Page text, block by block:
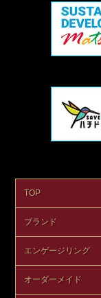
TOP
ブランド
エンゲージリング
オーダーメイド